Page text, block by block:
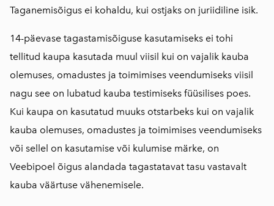
Taganemisõigus ei kohaldu, kui ostjaks on juriidiline isik.
14-päevase tagastamisõiguse kasutamiseks ei tohi
tellitud kaupa kasutada muul viisil kui on vajalik kauba
olemuses, omadustes ja toimimises veendumiseks viisil
nagu see on lubatud kauba testimiseks füüsilises poes.
Kui kaupa on kasutatud muuks otstarbeks kui on vajalik
kauba olemuses, omadustes ja toimimises veendumiseks
või sellel on kasutamise või kulumise märke, on
Veebipoel õigus alandada tagastatavat tasu vastavalt
kauba väärtuse vähenemisele.